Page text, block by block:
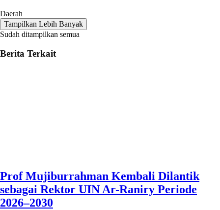
Daerah
Tampilkan Lebih Banyak
Sudah ditampilkan semua
Berita Terkait
Prof Mujiburrahman Kembali Dilantik
sebagai Rektor UIN Ar-Raniry Periode
2026–2030